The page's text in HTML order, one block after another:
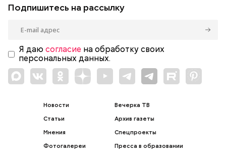
Подпишитесь на рассылку
Я даю согласие на обработку своих
персональных данных.
Новости
Статьи
Мнения
Фотогалереи
Вечерка ТВ
Архив газеты
Спецпроекты
Пресса в образовании